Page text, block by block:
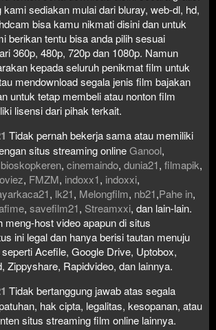
sediakan mulai dari bluray, web-dl, hd,
bisa kamu nikmati disini dan untuk
berikan tentu bisa anda pilih sesuai
360p, 480p, 720p dan 1080p. Namun
kepada seluruh penikmat film untuk
mendownload segala jenis film bajakan
untuk tetap membeli atau nonton film
lisensi dari pihak terkait.
Tidak pernah bekerja sama atau memiliki
situs streaming onlineGanool,
bioskopkeren, cinemaindo, dunia21, filmapik,
, FMZM, indoxx1, indoxxi,
, lk21, Melongfilm, nb21,Pahe in,
, savefilm21, Streamxxi, dan lain-lain.
meng-host video apapun di situs
ini legal dan hanya berisi tautan menuju
Acefile, Google Drive, Uptobox,
Zippyshare, Rapidvideo, dan lainnya.
Tidak bertanggung jawab atas segala
hak cipta, legalitas, kesopanan, atau
situs streaming film online lainnya.